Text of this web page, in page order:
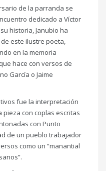
de la parranda se
dedicado a Víctor
historia, Janubio ha
este ilustre poeta,
en la memoria
hace con versos de
García o Jaime
fue la interpretación
pieza con coplas escritas
con Punto
de un pueblo trabajador
como un “manantial